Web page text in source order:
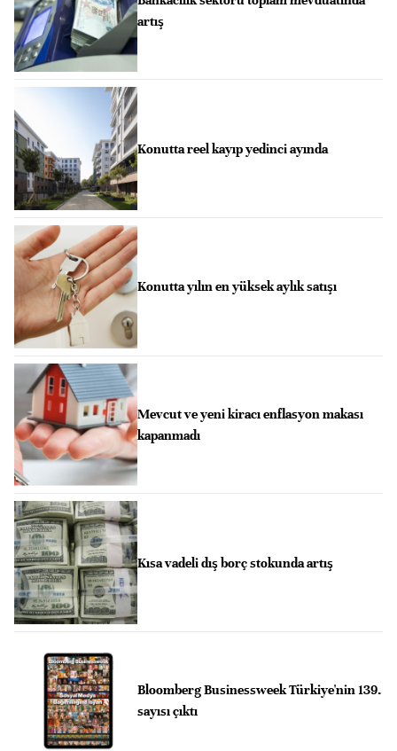
artış
Konutta reel kayıp yedinci ayında
Konutta yılın en yüksek aylık satışı
Mevcut ve yeni kiracı enflasyon makası
kapanmadı
Kısa vadeli dış borç stokunda artış
Bloomberg Businessweek Türkiye'nin 139.
sayısı çıktı